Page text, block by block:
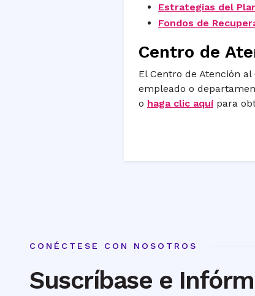
Estrategias del
Fondos de
Centro de
El Centro de Atención
empleado o
o haga clic aquípara
CONÉCTESE CON NOSOTROS
Suscríbase e